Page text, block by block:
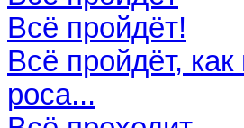
Всё пройдёт!
Всё пройдёт, как
роса...